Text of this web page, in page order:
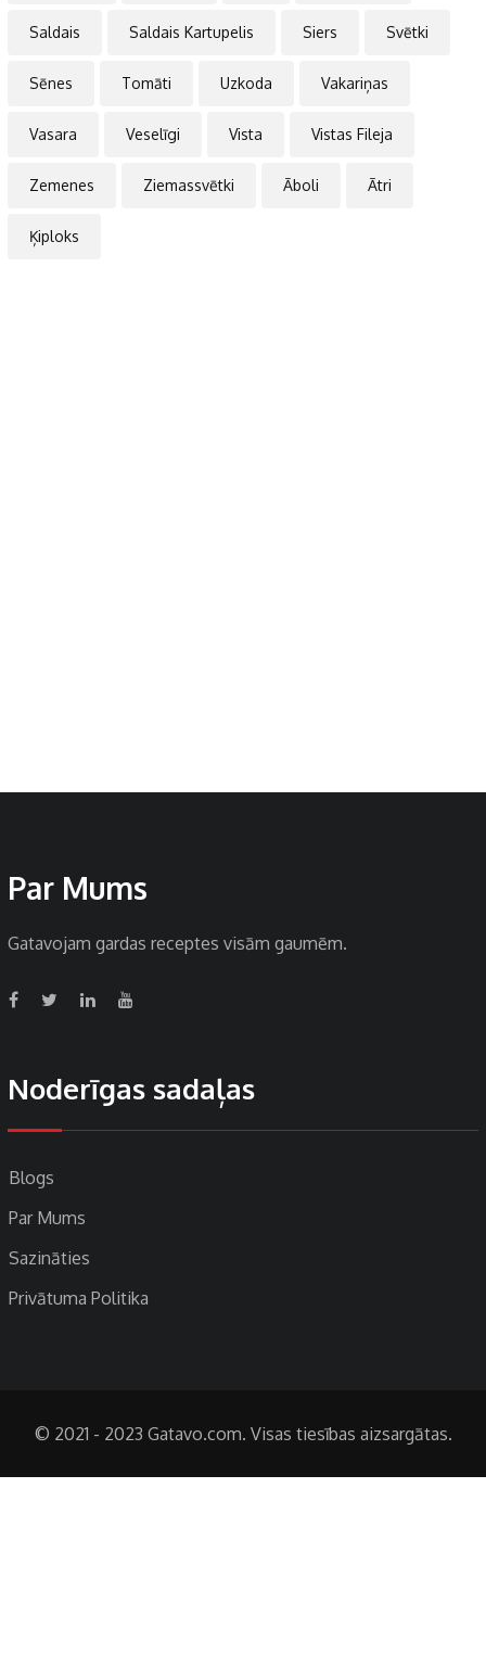
Saldais Saldais Kartupelis Siers Svētki
Sēnes Tomāti Uzkoda Vakariņas
Vasara Veselīgi Vista Vistas Fileja
Zemenes Ziemassvētki Āboli Ātri
Ķiploks
Par Mums
Gatavojam gardas receptes visām gaumēm.
Noderīgas sadaļas
Blogs
Par Mums
Sazināties
Privātuma Politika
© 2021 - 2023 Gatavo.com. Visas tiesības aizsargātas.